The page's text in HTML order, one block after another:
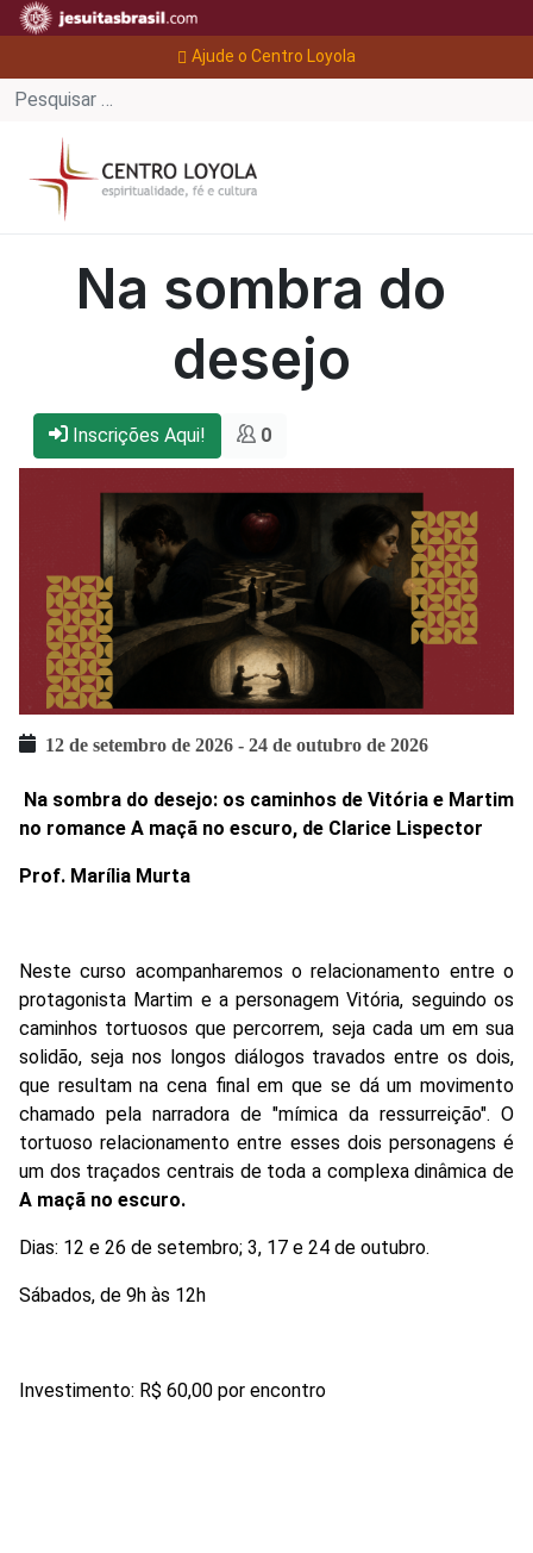
Ajude o Centro Loyola
Na sombra do
desejo
Inscrições Aqui! 0
12 de setembro de 2026 - 24 de outubro de 2026
Na sombra do desejo: os caminhos de Vitória e Martim
no romance A maçã no escuro, de Clarice Lispector
Prof. Marília Murta
Neste curso acompanharemos o relacionamento entre o
protagonista Martim e a personagem Vitória, seguindo os
caminhos tortuosos que percorrem, seja cada um em sua
solidão, seja nos longos diálogos travados entre os dois,
que resultam na cena final em que se dá um movimento
chamado pela narradora de "mímica da ressurreição". O
tortuoso relacionamento entre esses dois personagens é
um dos traçados centrais de toda a complexa dinâmica de
A maçã no escuro.
Dias: 12 e 26 de setembro; 3, 17 e 24 de outubro.
Sábados, de 9h às 12h
Investimento: R$ 60,00 por encontro